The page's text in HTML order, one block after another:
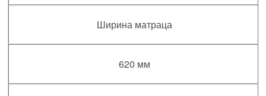
Ширина матраца
620 мм